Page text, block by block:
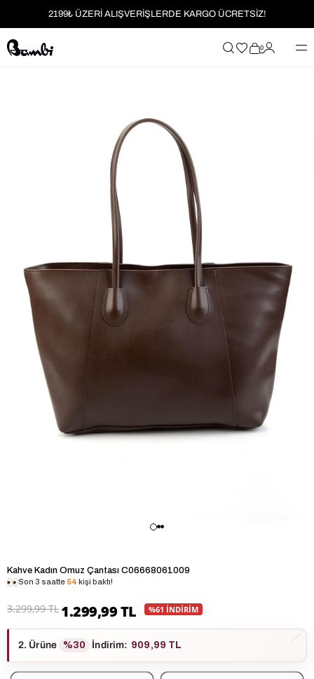
2199₺ ÜZERİ ALIŞVERİŞLERDE KARGO ÜCRETSİZ!
MOBİL UYGULAMAYA ÖZEL İLK ALIŞVERİŞİNİZE %5 İNDİRİM
0
Kahve Kadın Omuz Çantası C06668061009
Son 3 saatte 54 kişi baktı!
3.299,99 TL 1.299,99 TL %61 İNDİRİM
2. Ürüne %30 İndirim: 909,99 TL